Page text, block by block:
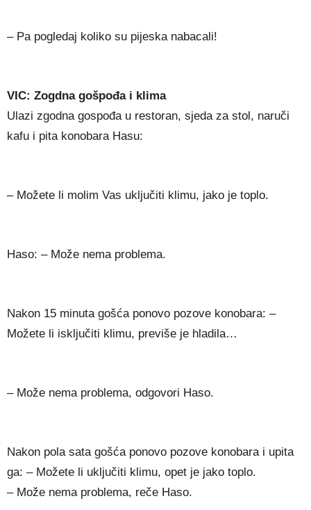
– Pa pogledaj koliko su pijeska nabacali!
VIC: Zogdna gošpođa i klima
Ulazi zgodna gospođa u restoran, sjeda za stol, naruči
kafu i pita konobara Hasu:
– Možete li molim Vas uključiti klimu, jako je toplo.
Haso: – Može nema problema.
Nakon 15 minuta gošća ponovo pozove konobara: –
Možete li isključiti klimu, previše je hladila…
– Može nema problema, odgovori Haso.
Nakon pola sata gošća ponovo pozove konobara i upita
ga: – Možete li uključiti klimu, opet je jako toplo.
– Može nema problema, reče Haso.